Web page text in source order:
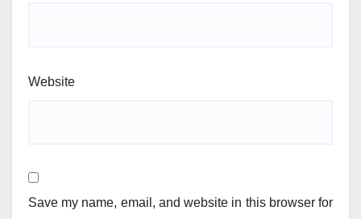
Website
Save my name, email, and website in this browser for